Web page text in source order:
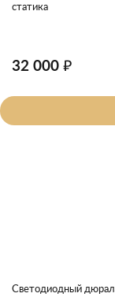
статика
32 000 ₽
Светодиодный